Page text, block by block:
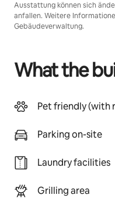
Ausstattung können sich
anfallen. Weitere
Gebäudeverwaltung.
What the
Pet friendly (with
Parking on-site
Laundry facilities
Grilling area